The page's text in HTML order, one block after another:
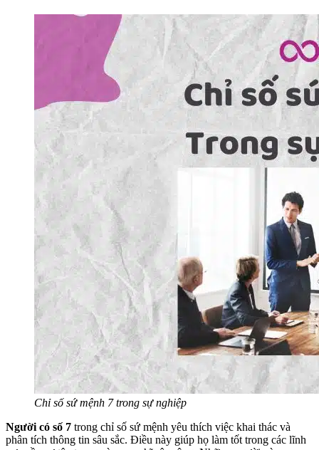
Chỉ số sứ mệnh 7 trong sự nghiệp
Người có số 7 trong chỉ số sứ mệnh yêu thích việc khai thác và
phân tích thông tin sâu sắc. Điều này giúp họ làm tốt trong các lĩnh